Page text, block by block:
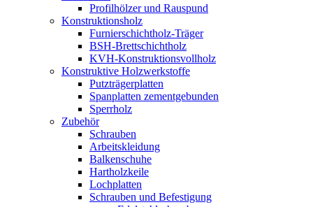
Profilhölzer und Rauspund
Konstruktionsholz
Furnierschichtholz-Träger
BSH-Brettschichtholz
KVH-Konstruktionsvollholz
Konstruktive Holzwerkstoffe
Putzträgerplatten
Spanplatten zementgebunden
Sperrholz
Zubehör
Schrauben
Arbeitskleidung
Balkenschuhe
Hartholzkeile
Lochplatten
Schrauben und Befestigung